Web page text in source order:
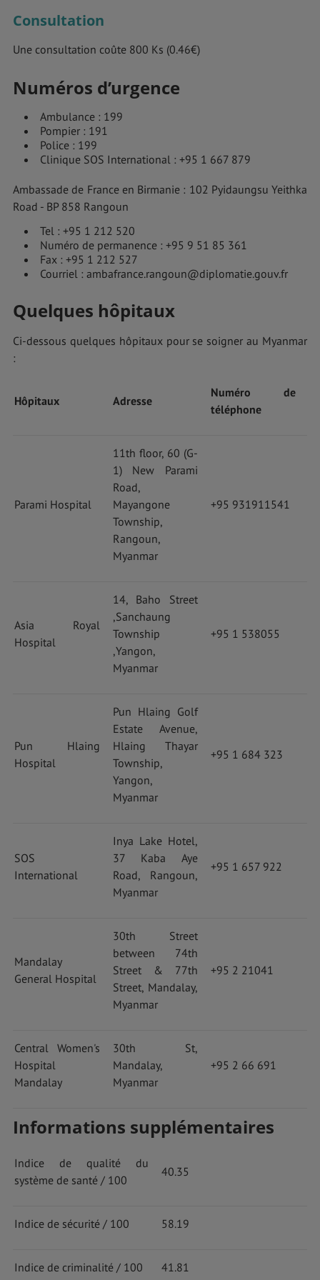
Consultation
Une consultation coûte 800 Ks (0.46€)
Numéros d’urgence
Ambulance : 199
Pompier : 191
Police : 199
Clinique SOS International : +95 1 667 879
Ambassade de France en Birmanie : 102 Pyidaungsu Yeithka
Road - BP 858 Rangoun
Tel : +95 1 212 520
Numéro de permanence : +95 9 51 85 361
Fax : +95 1 212 527
Courriel : ambafrance.rangoun@diplomatie.gouv.fr
Quelques hôpitaux
Ci-dessous quelques hôpitaux pour se soigner au Myanmar
:
Hôpitaux Adresse
Numéro de
téléphone
Parami Hospital
11th floor, 60 (G-
1) New Parami
Road,
Mayangone
Township,
Rangoun,
Myanmar
+95 931911541
Asia Royal
Hospital
14, Baho Street
,Sanchaung
Township
,Yangon,
Myanmar
+95 1 538055
Pun Hlaing
Hospital
Pun Hlaing Golf
Estate Avenue,
Hlaing Thayar
Township,
Yangon,
Myanmar
+95 1 684 323
SOS
International
Inya Lake Hotel,
37 Kaba Aye
Road, Rangoun,
Myanmar
+95 1 657 922
Mandalay
General Hospital
30th Street
between 74th
Street & 77th
Street, Mandalay,
Myanmar
+95 2 21041
Central Women's
Hospital
Mandalay
30th St,
Mandalay,
Myanmar
+95 2 66 691
Informations supplémentaires
Indice de qualité du
système de santé / 100
40.35
Indice de sécurité / 100 58.19
Indice de criminalité / 100 41.81